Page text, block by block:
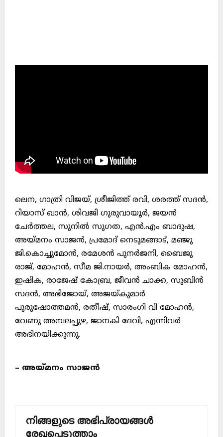
ലെന, ഗാത്രി വിജയ്, ശ്രീജിത്ത് രവി, ശരത്ത് സദൻ,
റിയാസ് ഖാൻ, ശിവജി ഗുരുവായൂർ, ജയൻ
ചേർത്തല, സുനിൽ സുഗത, എൻ.എം ബാദുഷ,
അയ്മനം സാജൻ, പ്രമോദ് നെടുമങ്ങാട്, മഞ്ജു
ജി.കൊച്ചുമോൻ, രമേശൻ പുനർജനി, ബൈജു
രാജ്, മോഹൻ, സീമ ജി.നായർ, അംബിക മോഹൻ,
ഇഷിക, രാജേഷ് കോബ്ര, ജീവൻ ചാക്ക, സുബിൻ
സദൻ, അഭിജോയ്, അജയ്കുമാർ
പുരുഷോത്തമൻ, രതീഷ്, സാരംഗി വി മോഹൻ,
വേണു അമ്പലപ്പുഴ, ജാനകി ദേവി, എന്നിവർ
അഭിനയിക്കുന്നു.
– അയ്മനം സാജൻ
നിങ്ങളുടെ അഭിപ്രായങ്ങൾ
രേഖപ്പെടുത്താം